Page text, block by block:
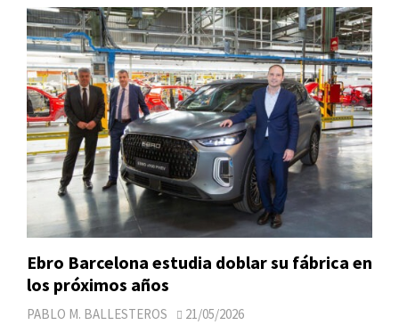
Ebro Barcelona estudia doblar su fábrica en
los próximos años
PABLO M. BALLESTEROS 21/05/2026